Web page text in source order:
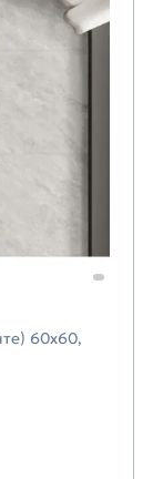
60х60,